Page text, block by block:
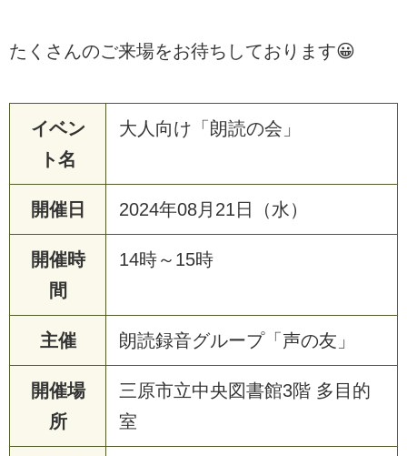
たくさんのご来場をお待ちしております😀
イベン
ト名
大人向け「朗読の会」
開催日 2024年08月21日（水）
開催時
間
14時～15時
主催 朗読録音グループ「声の友」
開催場
所
三原市立中央図書館3階 多目的
室